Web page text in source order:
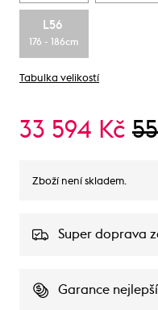
L56
176 - 186cm
Tabulka velikostí
33 594 Kč
Zboží není skladem.
Super doprava
Garance